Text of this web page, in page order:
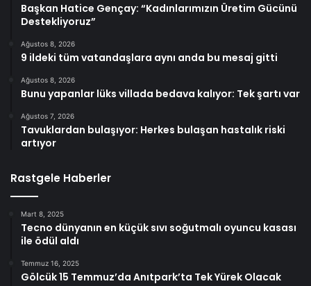
Başkan Hatice Gençay: “Kadınlarımızın Üretim Gücünü
Destekliyoruz”
Ağustos 8, 2026
9 ildeki tüm vatandaşlara aynı anda bu mesaj gitti
Ağustos 8, 2026
Bunu yapanlar lüks villada bedava kalıyor: Tek şartı var
Ağustos 7, 2026
Tavuklardan bulaşıyor: Herkes bulaşan hastalık riski
artıyor
Rastgele Haberler
Mart 8, 2025
Tecno dünyanın en küçük sıvı soğutmalı oyuncu kasası
ile ödül aldı
Temmuz 16, 2025
Gölcük 15 Temmuz’da Anıtpark’ta Tek Yürek Olacak